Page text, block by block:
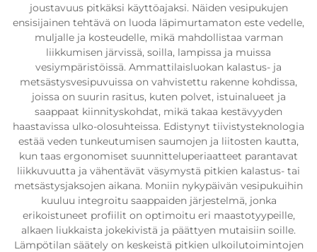
joustavuus pitkäksi käyttöajaksi. Näiden vesipukujen
ensisijainen tehtävä on luoda läpimurtamaton este vedelle,
muljalle ja kosteudelle, mikä mahdollistaa varman
liikkumisen järvissä, soilla, lampissa ja muissa
vesiympäristöissä. Ammattilaisluokan kalastus- ja
metsästysvesipuvuissa on vahvistettu rakenne kohdissa,
joissa on suurin rasitus, kuten polvet, istuinalueet ja
saappaat kiinnityskohdat, mikä takaa kestävyyden
haastavissa ulko-olosuhteissa. Edistynyt tiivistysteknologia
estää veden tunkeutumisen saumojen ja liitosten kautta,
kun taas ergonomiset suunnitteluperiaatteet parantavat
liikkuvuutta ja vähentävät väsymystä pitkien kalastus- tai
metsästysjaksojen aikana. Moniin nykypäivän vesipukuihin
kuuluu integroitu saappaiden järjestelmä, jonka
erikoistuneet profiilit on optimoitu eri maastotyypeille,
alkaen liukkaista jokekivistä ja päättyen mutaisiin soille.
Lämpötilan säätely on keskeistä pitkien ulkoilutoimintojen